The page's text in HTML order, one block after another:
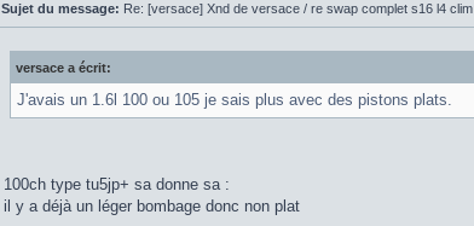
Sujet du message: Re: [versace] Xnd de versace / re swap complet s16 l4 clim
versace a écrit:
J'avais un 1.6l 100 ou 105 je sais plus avec des pistons plats.
100ch type tu5jp+ sa donne sa :
il y a déjà un léger bombage donc non plat